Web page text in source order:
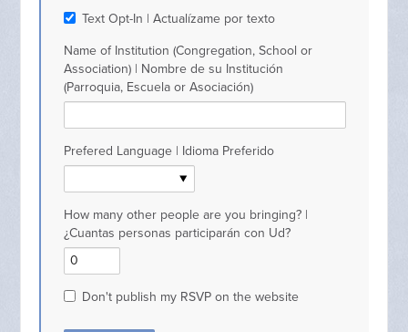
Text Opt-In | Actualízame por texto
Name of Institution (Congregation, School or
Association) | Nombre de su Institución
(Parroquia, Escuela or Asociación)
Prefered Language | Idioma Preferido
How many other people are you bringing? |
¿Cuantas personas participarán con Ud?
Don't publish my RSVP on the website